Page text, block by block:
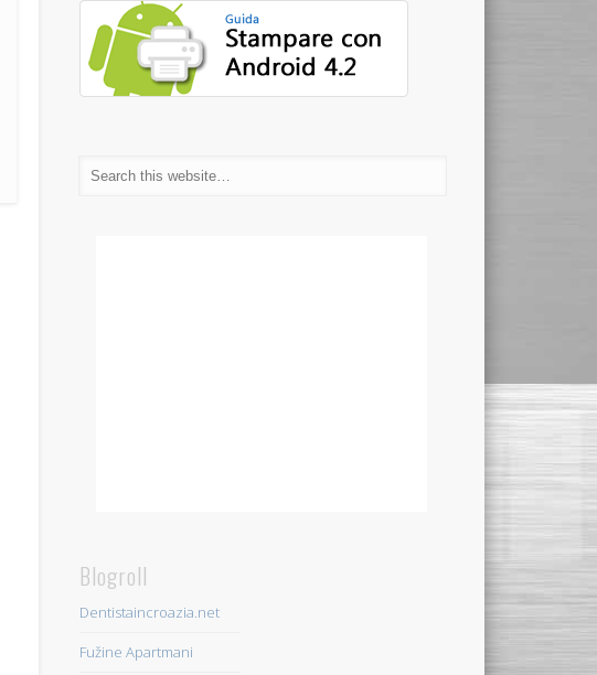
Blogroll
Dentistaincroazia.net
Fužine Apartmani